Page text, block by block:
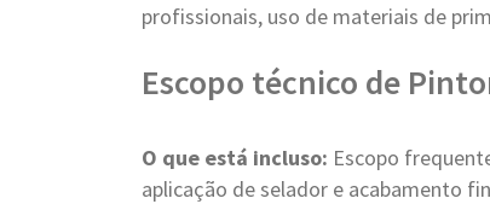
profissionais, uso de materiais de
Escopo técnico de
O que está incluso: Escopo
aplicação de selador e acabamento